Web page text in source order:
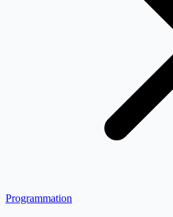
Programmation